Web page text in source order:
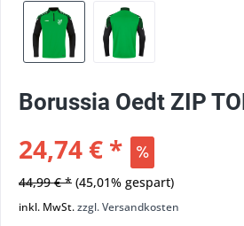
Borussia Oedt ZIP
24,74 € *
44,99 € * (45,01% gespart)
inkl. MwSt.zzgl. Versandkosten